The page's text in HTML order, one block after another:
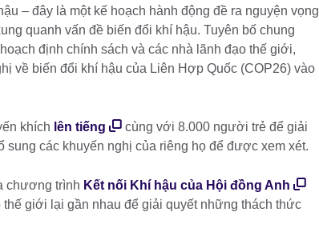
– đây là một kế hoạch hành động đề ra nguyện vọng
quanh vấn đề biến đổi khí hậu. Tuyên bố chung
định chính sách và các nhà lãnh đạo thế giới,
về biến đổi khí hậu của Liên Hợp Quốc (COP26) vào
khích lên tiếng
cùng với 8.000 người trẻ để giải
sung các khuyến nghị của riêng họ để được xem xét.
chương trình Kết nối Khí hậu của Hội đồng Anh
giới lại gần nhau để giải quyết những thách thức